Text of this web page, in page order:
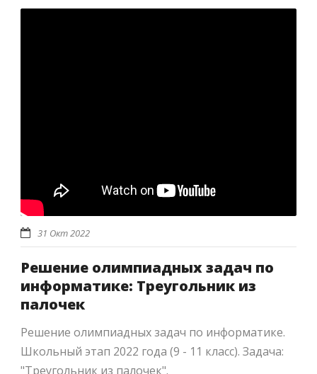
31 Окт 2022
Решение олимпиадных задач по
информатике: Треугольник из
палочек
Решение олимпиадных задач по информатике.
Школьный этап 2022 года (9 - 11 класс). Задача:
"Треугольник из палочек".